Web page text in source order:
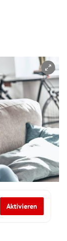
Aktivieren